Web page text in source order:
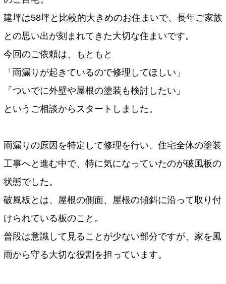
建坪は58坪と比較的大きめのお住まいで、長年ご家族
との思い出が刻まれてきた大切な住まいです。
今回のご依頼は、もともと
「雨漏りが起きているので修理してほしい」
「ついでに外壁や屋根の塗装も検討したい」
というご相談からスタートしました。
雨漏りの原因を特定して修理を行い、住宅全体の塗装
工事へと進む中で、特に気になっていたのが破風板の
状態でした。
破風板とは、屋根の側面、屋根の傾斜に沿って取り付
けられている板のこと。
普段は意識して見ることが少ない部分ですが、家を風
雨から守る大切な役割を担っています。